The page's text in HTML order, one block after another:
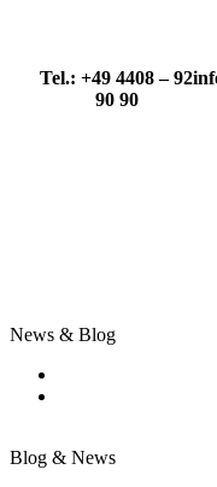
Tel.: +49 4408 – 92
90 90
News & Blog
Blog & News